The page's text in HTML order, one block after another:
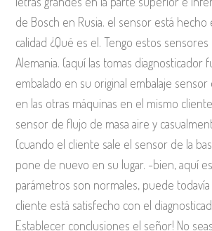
de Bosch en Rusia. el sensor está
calidad ¿Qué es el. Tengo estos
Alemania. (aquí las tomas diagnosticador
embalado en su original embalaje
en las otras máquinas en el mismo
sensor de flujo de masa aire y
(cuando el cliente sale el sensor de la
pone de nuevo en su lugar. -bien, aquí
parámetros son normales, puede todavía
cliente está satisfecho con el
Establecer conclusiones el señor! No